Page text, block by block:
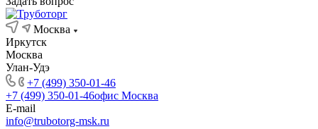
Москва
Иркутск
Москва
Улан-Удэ
+7 (499) 350-01-46
+7 (499) 350-01-46офис Москва
E-mail
info@trubotorg-msk.ru